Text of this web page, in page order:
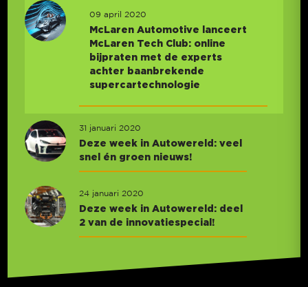
09 april 2020
McLaren Automotive lanceert
McLaren Tech Club: online
bijpraten met de experts
achter baanbrekende
supercartechnologie
31 januari 2020
Deze week in Autowereld: veel
snel én groen nieuws!
24 januari 2020
Deze week in Autowereld: deel
2 van de innovatiespecial!